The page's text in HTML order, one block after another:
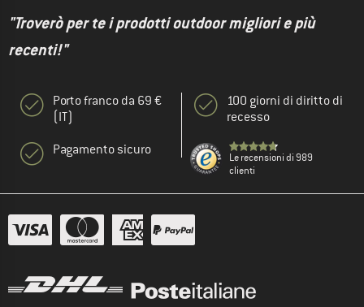
"Troverò per te i prodotti outdoor migliori e più
recenti!"
Porto franco da 69 €
(IT)
Pagamento sicuro
100 giorni di diritto di
recesso
Le recensioni di 989
clienti